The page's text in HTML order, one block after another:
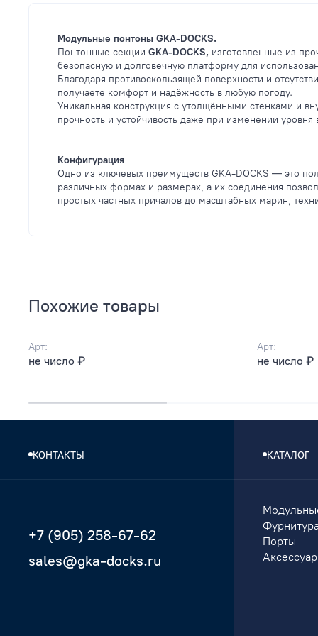
Модульные понтоны GKA-DOCKS.
Понтонные секции GKA-DOCKS, изготовленные из
безопасную и долговечную платформу для
Благодаря противоскользящей поверхности и
получаете комфорт и надёжность в любую погоду.
Уникальная конструкция с утолщёнными стенками и
прочность и устойчивость даже при изменении
Конфигурация
Одно из ключевых преимуществ GKA-DOCKS — это
различных формах и размерах, а их соединения
простых частных причалов до масштабных марин,
Похожие товары
Арт:
не число ₽
Арт:
не число ₽
КОНТАКТЫ
+7 (905) 258-67-62
sales@gka-docks.ru
КАТАЛОГ
Порты